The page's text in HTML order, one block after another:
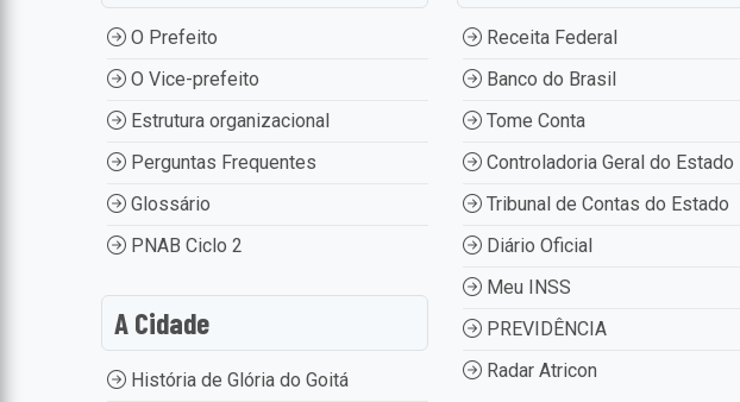
O Prefeito
O Vice-prefeito
Estrutura organizacional
Perguntas Frequentes
Glossário
PNAB Ciclo 2
A Cidade
História de Glória do Goitá
Receita Federal
Banco do Brasil
Tome Conta
Controladoria Geral do Estado
Tribunal de Contas do Estado
Diário Oficial
Meu INSS
PREVIDÊNCIA
Radar Atricon